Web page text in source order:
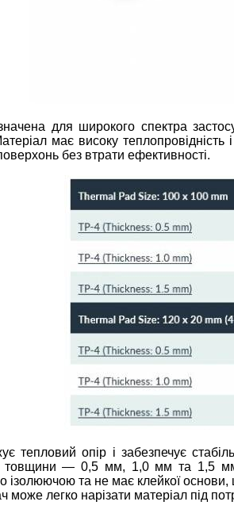
для широкого спектра
має високу
без втрати ефективності.
тепловий опір і забезпечує
товщини — 0,5 мм, 1,0 мм та 1,5
ізолюючою та не має клейкої
може легко нарізати матеріал під